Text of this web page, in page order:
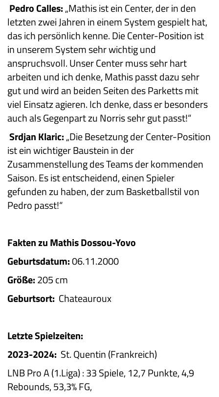
Pedro Calles:„Mathis ist ein Center, der in den
letzten zwei Jahren in einem System gespielt hat,
das ich persönlich kenne. Die Center-Position ist
in unserem System sehr wichtig und
anspruchsvoll. Unser Center muss sehr hart
arbeiten und ich denke, Mathis passt dazu sehr
gut und wird an beiden Seiten des Parketts mit
viel Einsatz agieren. Ich denke, dass er besonders
auch als Gegenpart zu Norris sehr gut passt!“
Srdjan Klaric:„Die Besetzung der Center-Position
ist ein wichtiger Baustein in der
Zusammenstellung des Teams der kommenden
Saison. Es ist entscheidend, einen Spieler
gefunden zu haben, der zum Basketballstil von
Pedro passt!“
Fakten zu Mathis Dossou-Yovo
Geburtsdatum:06.11.2000
Größe:205 cm
Geburtsort: Chateauroux
Letzte Spielzeiten:
2023-2024: St. Quentin (Frankreich)
LNB Pro A (1.Liga):33 Spiele, 12,7 Punkte, 4,9
Rebounds, 53,3% FG,